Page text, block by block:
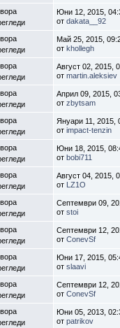
Юни 12, 2015,
отdakata__92
Май 25, 2015,
отkhollegh
Август 02, 2015,
отmartin.aleksiev
Април 09, 2015,
отzbytsam
Януари 11, 2015,
отimpact-tenzin
Юни 18, 2015,
отbobi711
Август 04, 2015,
от LZ1O
Септември 09,
отstoi
Септември 12,
отConevSf
Юни 17, 2015,
отslaavi
Септември 12,
отConevSf
Юни 05, 2013,
отpatrikov